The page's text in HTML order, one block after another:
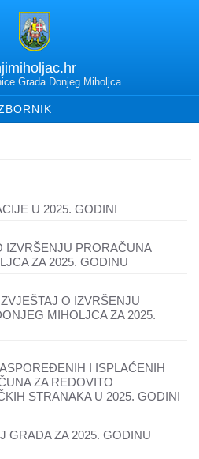
Grada Donjeg Miholjca
U 2025. GODINI
IZVRŠENJU PRORAČUNA
ZA 2025. GODINU
O IZVRŠENJU
MIHOLJCA ZA 2025.
I ISPLAĆENIH
ZA REDOVITO
STRANAKA U 2025. GODINI
GRADA ZA 2025. GODINU